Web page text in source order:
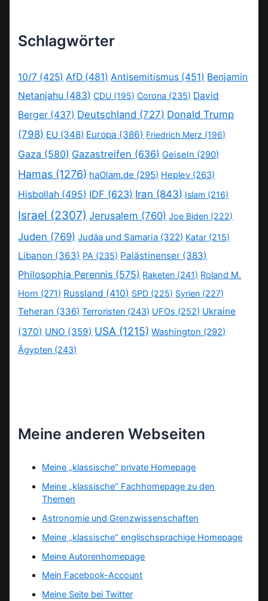
Schlagwörter
10/7 (425) AfD (481) Antisemitismus (451) Benjamin
Netanjahu (483) CDU (195) Corona (235) David
Berger (437) Deutschland (727) Donald Trump
(798) EU (348) Europa (386) Friedrich Merz (196)
Gaza (580) Gazastreifen (636) Geiseln (290)
Hamas (1276) haOlam.de (295) Heplev (263)
Hisbollah (495) IDF (623) Iran (843) Islam (216)
Israel (2307) Jerusalem (760) Joe Biden (222)
Juden (769) Judäa und Samaria (322) Katar (215)
Libanon (363) PA (235) Palästinenser (383)
Philosophia Perennis (575) Raketen (241) Roland M.
Horn (271) Russland (410) SPD (225) Syrien (227)
Teheran (336) Terroristen (243) UFOs (252) Ukraine
(370) UNO (359) USA (1215) Washington (292)
Ägypten (243)
Meine anderen Webseiten
Meine „klassische“ private Homepage
Meine „klassische“ Fachhomepage zu den
Themen
Astronomie und Grenzwissenschaften
Meine „klassische“ englischsprachige Homepage
Meine Autorenhomepage
Mein Facebook-Account
Meine Seite bei Twitter